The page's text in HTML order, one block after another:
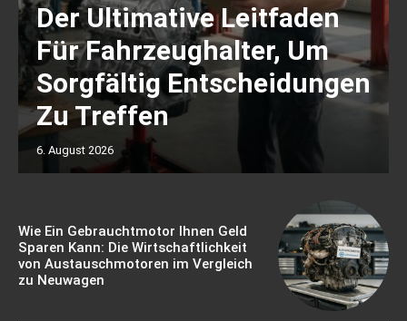
Der Ultimative Leitfaden
Für Fahrzeughalter, Um
Sorgfältig Entscheidungen
Zu Treffen
6. August 2026
Wie Ein Gebrauchtmotor Ihnen Geld
Sparen Kann: Die Wirtschaftlichkeit
von Austauschmotoren im Vergleich
zu Neuwagen